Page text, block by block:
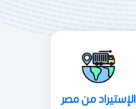
الإستيراد من مصر